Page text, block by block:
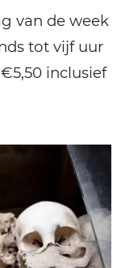
van de week
tot vijf uur
€5,50 inclusief